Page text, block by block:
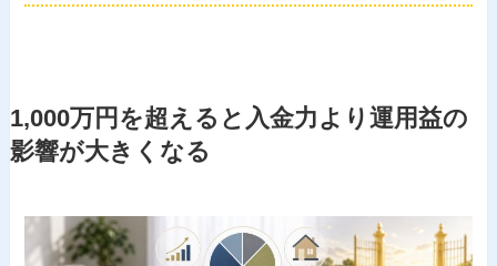
1,000万円を超えると入金力より運用益の
影響が大きくなる